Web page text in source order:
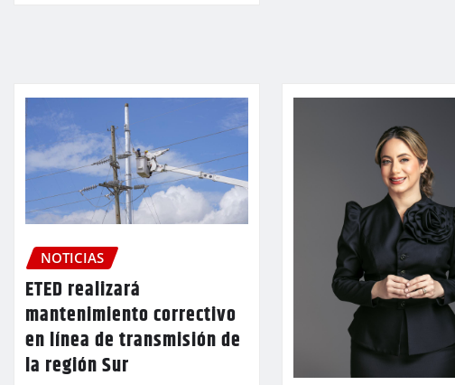
NOTICIAS
ETED realizará
mantenimiento correctivo
en línea de transmisión de
la región Sur